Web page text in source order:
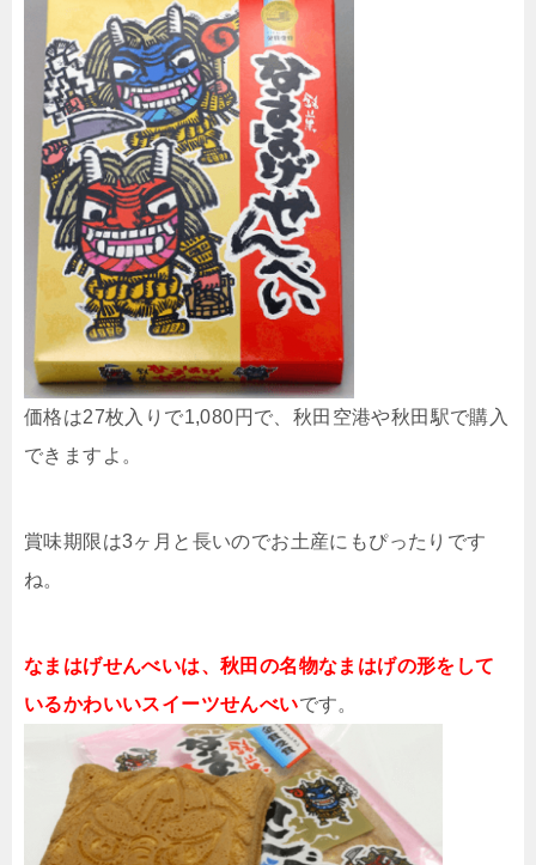
価格は27枚入りで1,080円で、秋田空港や秋田駅で購入
できますよ。
賞味期限は3ヶ月と長いのでお土産にもぴったりです
ね。
なまはげせんべいは、秋田の名物なまはげの形をして
いるかわいいスイーツせんべいです。